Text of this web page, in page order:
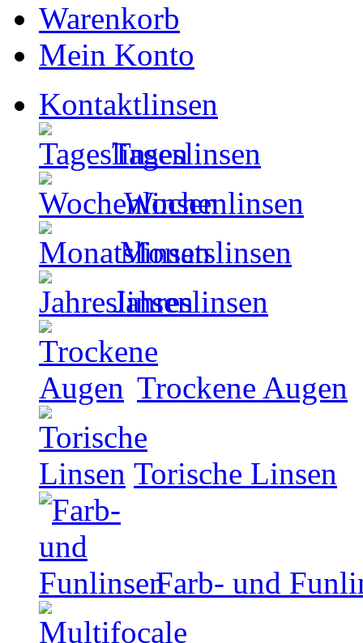
Warenkorb
Mein Konto
Kontaktlinsen
Tageslinsen
Wochenlinsen
Monatslinsen
Jahreslinsen
Trockene Augen
Torische Linsen
Farb- und